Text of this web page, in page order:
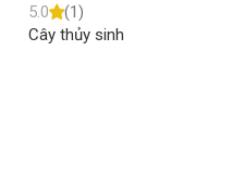
5.0
(1)
Cây thủy sinh